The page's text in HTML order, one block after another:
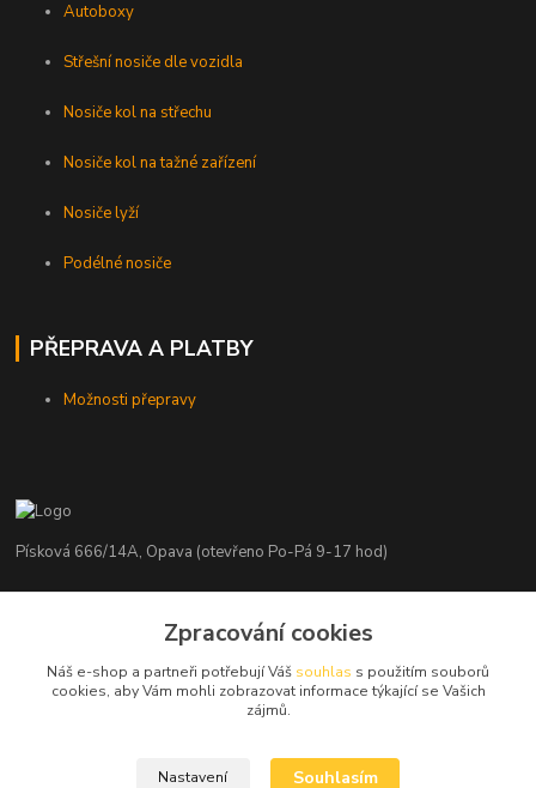
Autoboxy
Střešní nosiče dle vozidla
Nosiče kol na střechu
Nosiče kol na tažné zařízení
Nosiče lyží
Podélné nosiče
PŘEPRAVA A PLATBY
Možnosti přepravy
Písková 666/14A, Opava (otevřeno Po-Pá 9-17 hod)
+420 776 839 986
info@nosice.com
Zpracování cookies
Náš e-shop a partneři potřebují Váš souhlas s použitím souborů
cookies, aby Vám mohli zobrazovat informace týkající se Vašich
zájmů.
Nastavení Souhlasím